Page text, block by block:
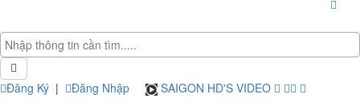
Đăng Ký | Đăng Nhập SAIGON HD'S VIDEO